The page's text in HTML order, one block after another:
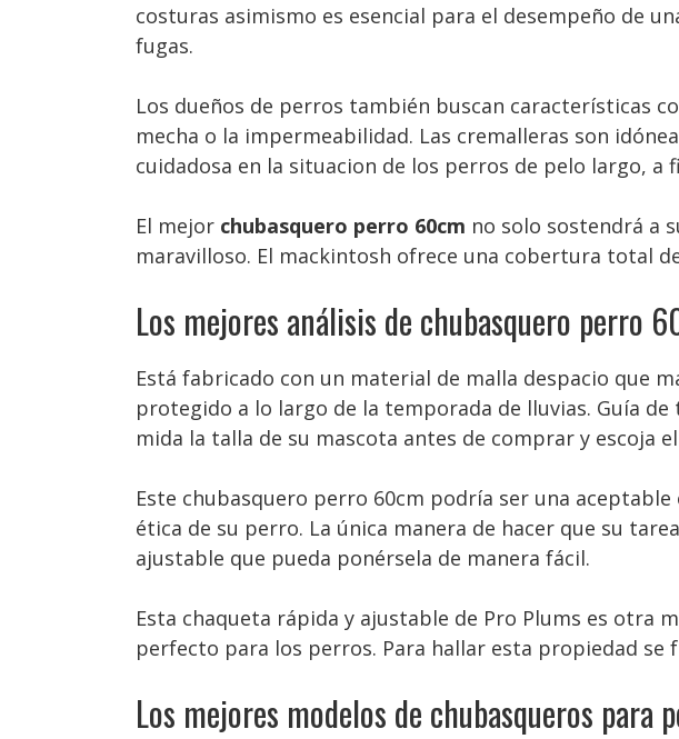
costuras asimismo es esencial para el desempeño de
fugas.
Los dueños de perros también buscan características
mecha o la impermeabilidad. Las cremalleras son
cuidadosa en la situacion de los perros de pelo largo, a
El mejor chubasquero perro 60cm no solo sostendrá a
maravilloso. El mackintosh ofrece una cobertura total
Los mejores análisis de chubasquero perro
Está fabricado con un material de malla despacio que
protegido a lo largo de la temporada de lluvias. Guía
mida la talla de su mascota antes de comprar y escoja
Este chubasquero perro 60cm podría ser una
ética de su perro. La única manera de hacer que su
ajustable que pueda ponérsela de manera fácil.
Esta chaqueta rápida y ajustable de Pro Plums es otra
perfecto para los perros. Para hallar esta propiedad
Los mejores modelos de chubasqueros para